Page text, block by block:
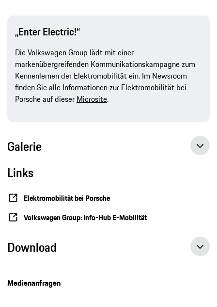
„Enter Electric!“
Die Volkswagen Group lädt mit einer
markenübergreifenden Kommunikationskampagne zum
Kennenlernen der Elektromobilität ein. Im Newsroom
finden Sie alle Informationen zur Elektromobilität bei
Porsche auf dieser Microsite.
Galerie
Links
Elektromobilität bei Porsche
Volkswagen Group: Info-Hub E-Mobilität
Download
Medienanfragen